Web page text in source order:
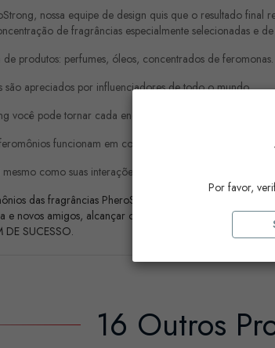
nossa equipe de design quis que o resultado final
de fragrâncias especialmente selecionadas e
de produtos: perfumes, óleos, concentrados de
são apreciados por influenciadores de todo o mundo.
você pode tornar cada encontro um sucesso e cada
funcionam em combinação com a
como suas interações diárias e profissionais
das fragrâncias PheroStrong irão ajudá-lo a
e novos amigos, alcançar o sucesso profissional e
DE SUCESSO.
16 Outros
Por favor,